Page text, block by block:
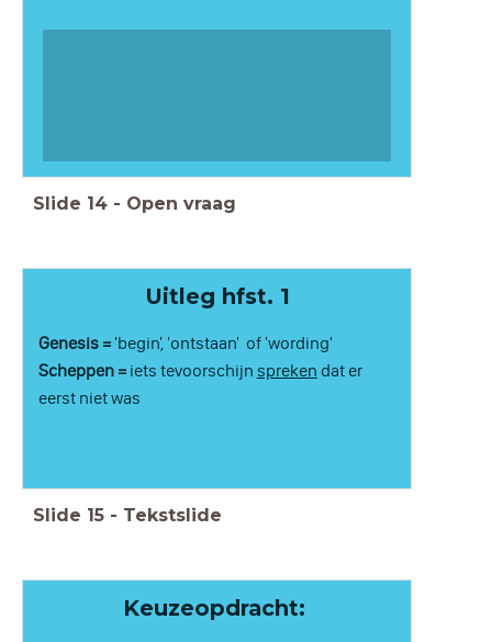
Slide 14 - Open vraag
Uitleg hfst. 1
Genesis = 'begin', 'ontstaan' of 'wording'
Scheppen = iets tevoorschijn spreken dat er
eerst niet was
Slide 15 - Tekstslide
Keuzeopdracht: